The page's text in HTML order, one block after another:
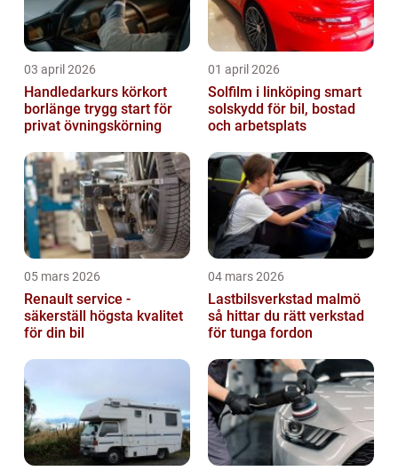
03 april 2026
Handledarkurs körkort
borlänge trygg start för
privat övningskörning
01 april 2026
Solfilm i linköping smart
solskydd för bil, bostad
och arbetsplats
05 mars 2026
Renault service -
säkerställ högsta kvalitet
för din bil
04 mars 2026
Lastbilsverkstad malmö
så hittar du rätt verkstad
för tunga fordon